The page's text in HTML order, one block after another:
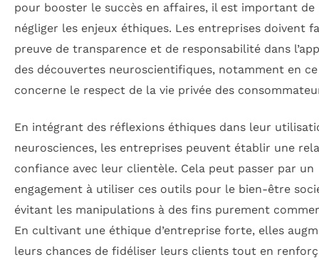
pour booster le succès en affaires, il est important de
négliger les enjeux éthiques. Les entreprises doivent
preuve de transparence et de responsabilité dans
des découvertes neuroscientifiques, notamment en
concerne le respect de la vie privée des
En intégrant des réflexions éthiques dans leur
neurosciences, les entreprises peuvent établir une
confiance avec leur clientèle. Cela peut passer par un
engagement à utiliser ces outils pour le bien-être
évitant les manipulations à des fins purement
En cultivant une éthique d’entreprise forte, elles
leurs chances de fidéliser leurs clients tout en